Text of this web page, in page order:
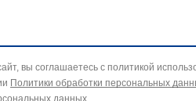
вы соглашаетесь с политикой
Политики обработки персональных
данных